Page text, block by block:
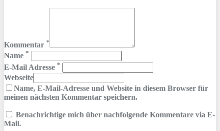
Kommentar *
Name *
E-Mail Adresse *
Webseite
Name, E-Mail-Adresse und Website in diesem Browser für
meinen nächsten Kommentar speichern.
Benachrichtige mich über nachfolgende Kommentare via E-
Mail.